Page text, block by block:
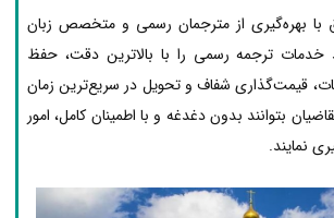
با بهره‌گیری از مترجمان رسمی و متخصص زبان
ترجمه رسمی را با بالاترین دقت، حفظ
قیمت‌گذاری شفاف و تحویل در سریع‌ترین زمان
بتوانند بدون دغدغه و با اطمینان کامل، امور
نمایند.